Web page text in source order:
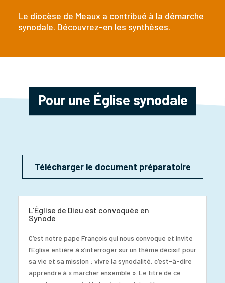
Le diocèse de Meaux a contribué à la démarche
synodale. Découvrez-en les synthèses.
Pour une Église synodale
Télécharger le document préparatoire
L’Église de Dieu est convoquée en
Synode
C’est notre pape François qui nous convoque et invite
l’Eglise entière à s’interroger sur un thème décisif pour
sa vie et sa mission : vivre la synodalité, c’est-à-dire
apprendre à « marcher ensemble ». Le titre de ce